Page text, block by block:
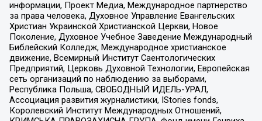
информации, Проект Медиа, Международное партнерство
за права человека, Духовное Управление Евангельских
Христиан Украинской Христианской Церкви, Новое
Поколение, Духовное Учебное Заведение Международный
Библейский Колледж, Международное христианское
движение, Всемирный Институт Саентологических
Предприятий, Церковь Духовной Технологии, Европейская
сеть организаций по наблюдению за выборами,
Республика Польша, СВОБОДНЫЙ ИДЕЛЬ-УРАЛ,
Ассоциация развития журналистики, IStories fonds,
Королевский Институт Международных Отношений,